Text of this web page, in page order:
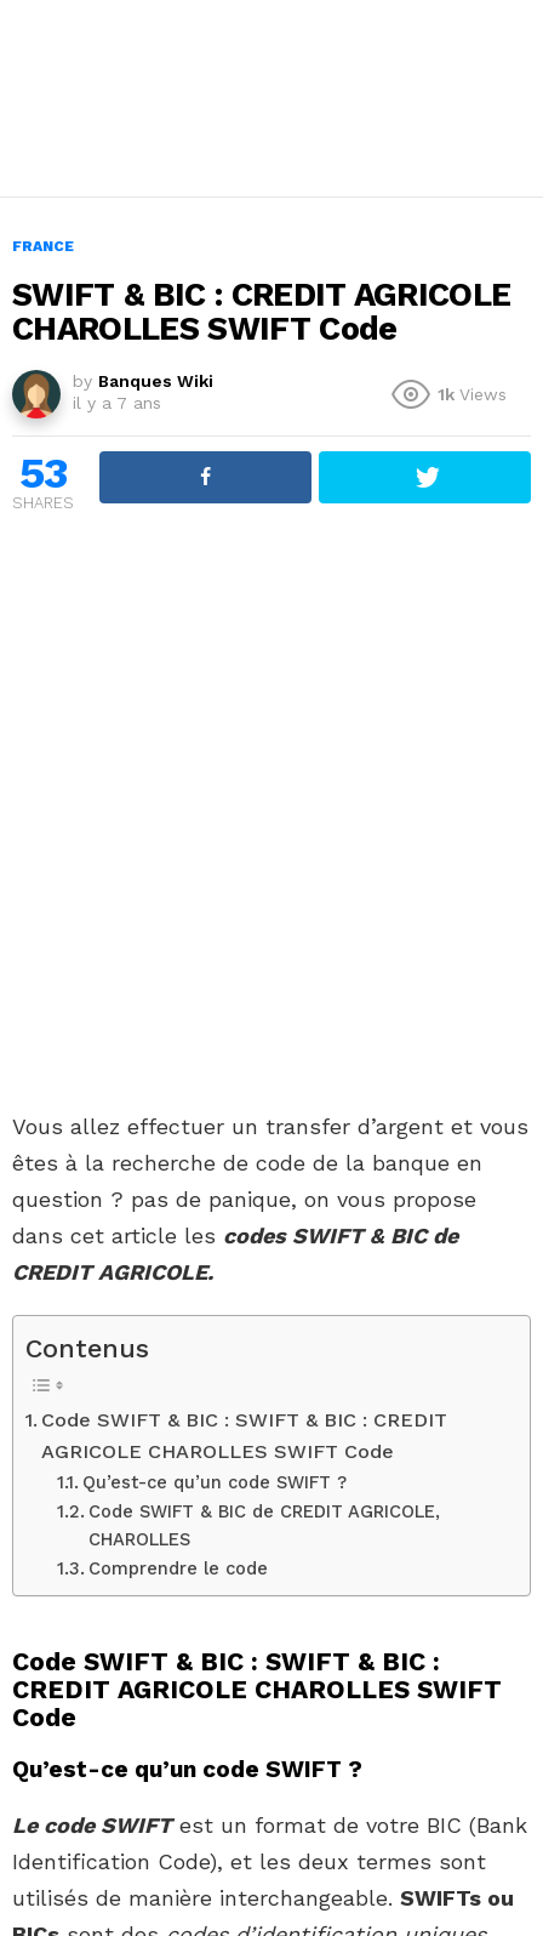
FRANCE
SWIFT & BIC : CREDIT AGRICOLE
CHAROLLES SWIFT Code
by Banques Wiki
il y a 7 ans
1k Views
53
SHARES
Vous allez effectuer un transfer d’argent et vous
êtes à la recherche de code de la banque en
question ? pas de panique, on vous propose
dans cet article les codes SWIFT & BIC de
CREDIT AGRICOLE.
Contenus
Code SWIFT & BIC : SWIFT & BIC : CREDIT
AGRICOLE CHAROLLES SWIFT Code
Qu’est-ce qu’un code SWIFT ?
Code SWIFT & BIC de CREDIT AGRICOLE,
CHAROLLES
Comprendre le code
Code SWIFT & BIC : SWIFT & BIC :
CREDIT AGRICOLE CHAROLLES SWIFT
Code
Qu’est-ce qu’un code SWIFT ?
Le code SWIFTest un format de votre BIC (Bank
Identification Code), et les deux termes sont
utilisés de manière interchangeable. SWIFTs ou